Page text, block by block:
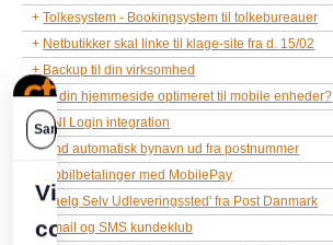
Tolkesystem - Bookingsystem til tolkebureauer
Netbutikker skal linke til klage-site fra d. 15/02
Backup til din virksomhed
Er din hjemmeside optimeret til mobile enheder?
UNI Login integration
Find automatisk bynavn ud fra postnummer
Mobilbetalinger med MobilePay
'Vaelg Selv Udleveringssted' fra Post Danmark
Email og SMS kundeklub